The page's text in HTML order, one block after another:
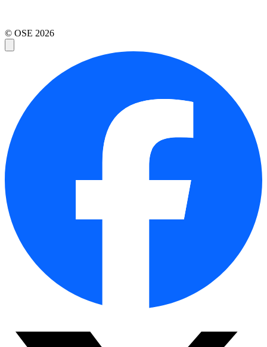
© OSE 2026